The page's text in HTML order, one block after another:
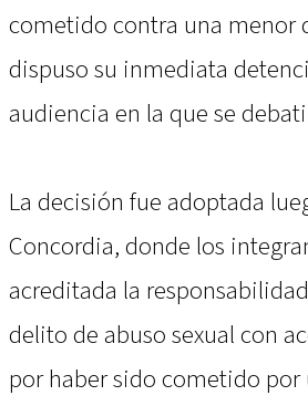
cometido contra una menor
dispuso su inmediata
audiencia en la que se
La decisión fue adoptada
Concordia, donde los
acreditada la
delito de abuso sexual con
por haber sido cometido